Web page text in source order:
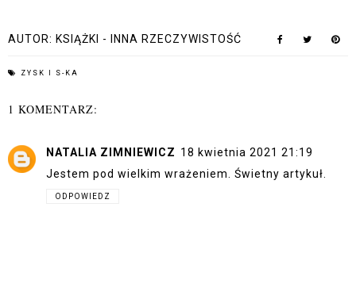
AUTOR: KSIĄŻKI - INNA RZECZYWISTOŚĆ
ZYSK I S-KA
1 KOMENTARZ:
NATALIA ZIMNIEWICZ 18 kwietnia 2021 21:19
Jestem pod wielkim wrażeniem. Świetny artykuł.
ODPOWIEDZ